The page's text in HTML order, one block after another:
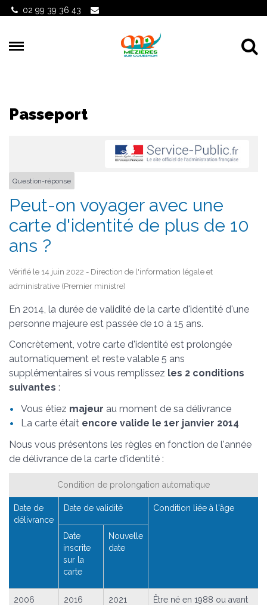
Gestion des traceurs
02 99 39 36 43
Passeport
Question-réponse
Peut-on voyager avec une
carte d'identité de plus de 10
ans ?
Vérifié le 14 juin 2022 - Direction de l'information légale et
administrative (Premier ministre)
En 2014, la durée de validité de la carte d'identité d'une
personne majeure est passée de 10 à 15 ans.
Concrètement, votre carte d'identité est prolongée
automatiquement et reste valable 5 ans
supplémentaires si vous remplissez les 2 conditions
suivantes :
Vous étiez majeur au moment de sa délivrance
La carte était encore valide le 1er janvier 2014
Nous vous présentons les règles en fonction de l'année
de délivrance de la carte d'identité :
Condition de prolongation automatique
Date de
délivrance
Date de validité Condition liée à l'âge
Date
inscrite
sur la
carte
Nouvelle
date
2006 2016 2021
Être né en 1988 ou avant